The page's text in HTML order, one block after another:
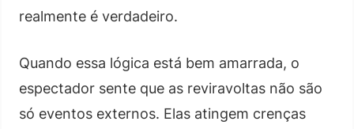
realmente é verdadeiro.
Quando essa lógica está bem amarrada, o
espectador sente que as reviravoltas não são
só eventos externos. Elas atingem crenças